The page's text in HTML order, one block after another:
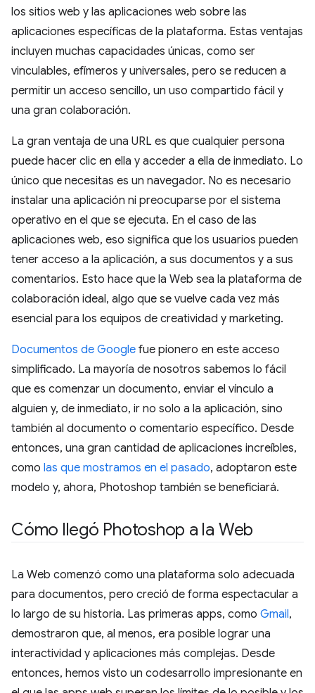
los sitios web y las aplicaciones web sobre las
aplicaciones específicas de la plataforma. Estas ventajas
incluyen muchas capacidades únicas, como ser
vinculables, efímeros y universales, pero se reducen a
permitir un acceso sencillo, un uso compartido fácil y
una gran colaboración.
La gran ventaja de una URL es que cualquier persona
puede hacer clic en ella y acceder a ella de inmediato. Lo
único que necesitas es un navegador. No es necesario
instalar una aplicación ni preocuparse por el sistema
operativo en el que se ejecuta. En el caso de las
aplicaciones web, eso significa que los usuarios pueden
tener acceso a la aplicación, a sus documentos y a sus
comentarios. Esto hace que la Web sea la plataforma de
colaboración ideal, algo que se vuelve cada vez más
esencial para los equipos de creatividad y marketing.
Documentos de Google fue pionero en este acceso
simplificado. La mayoría de nosotros sabemos lo fácil
que es comenzar un documento, enviar el vínculo a
alguien y, de inmediato, ir no solo a la aplicación, sino
también al documento o comentario específico. Desde
entonces, una gran cantidad de aplicaciones increíbles,
como las que mostramos en el pasado, adoptaron este
modelo y, ahora, Photoshop también se beneficiará.
Cómo llegó Photoshop a la Web
La Web comenzó como una plataforma solo adecuada
para documentos, pero creció de forma espectacular a
lo largo de su historia. Las primeras apps, como Gmail,
demostraron que, al menos, era posible lograr una
interactividad y aplicaciones más complejas. Desde
entonces, hemos visto un codesarrollo impresionante en